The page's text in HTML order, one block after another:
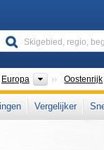
Europa Continenten
Oostenrijk
Vergelijker